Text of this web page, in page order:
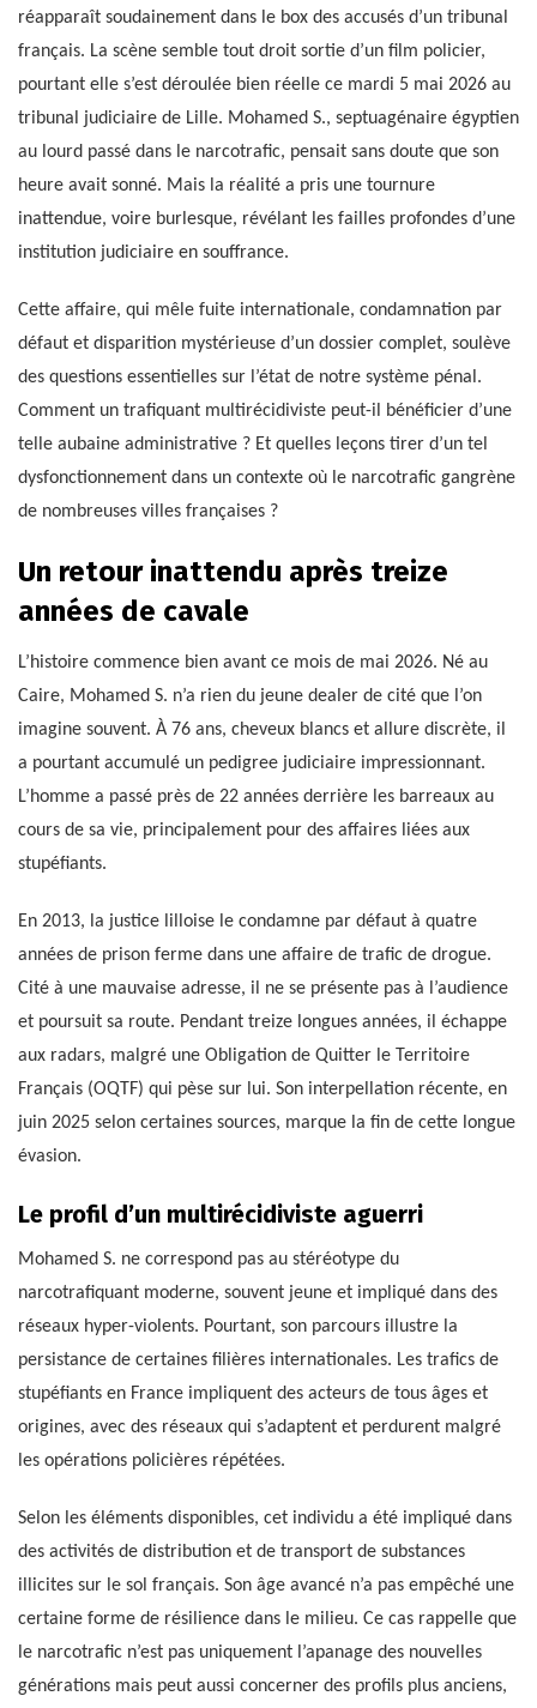
réapparaît soudainement dans le box des accusés d’un tribunal
français. La scène semble tout droit sortie d’un film policier,
pourtant elle s’est déroulée bien réelle ce mardi 5 mai 2026 au
tribunal judiciaire de Lille. Mohamed S., septuagénaire égyptien
au lourd passé dans le narcotrafic, pensait sans doute que son
heure avait sonné. Mais la réalité a pris une tournure
inattendue, voire burlesque, révélant les failles profondes d’une
institution judiciaire en souffrance.
Cette affaire, qui mêle fuite internationale, condamnation par
défaut et disparition mystérieuse d’un dossier complet, soulève
des questions essentielles sur l’état de notre système pénal.
Comment un trafiquant multirécidiviste peut-il bénéficier d’une
telle aubaine administrative ? Et quelles leçons tirer d’un tel
dysfonctionnement dans un contexte où le narcotrafic gangrène
de nombreuses villes françaises ?
Un retour inattendu après treize
années de cavale
L’histoire commence bien avant ce mois de mai 2026. Né au
Caire, Mohamed S. n’a rien du jeune dealer de cité que l’on
imagine souvent. À 76 ans, cheveux blancs et allure discrète, il
a pourtant accumulé un pedigree judiciaire impressionnant.
L’homme a passé près de 22 années derrière les barreaux au
cours de sa vie, principalement pour des affaires liées aux
stupéfiants.
En 2013, la justice lilloise le condamne par défaut à quatre
années de prison ferme dans une affaire de trafic de drogue.
Cité à une mauvaise adresse, il ne se présente pas à l’audience
et poursuit sa route. Pendant treize longues années, il échappe
aux radars, malgré une Obligation de Quitter le Territoire
Français (OQTF) qui pèse sur lui. Son interpellation récente, en
juin 2025 selon certaines sources, marque la fin de cette longue
évasion.
Le profil d’un multirécidiviste aguerri
Mohamed S. ne correspond pas au stéréotype du
narcotrafiquant moderne, souvent jeune et impliqué dans des
réseaux hyper-violents. Pourtant, son parcours illustre la
persistance de certaines filières internationales. Les trafics de
stupéfiants en France impliquent des acteurs de tous âges et
origines, avec des réseaux qui s’adaptent et perdurent malgré
les opérations policières répétées.
Selon les éléments disponibles, cet individu a été impliqué dans
des activités de distribution et de transport de substances
illicites sur le sol français. Son âge avancé n’a pas empêché une
certaine forme de résilience dans le milieu. Ce cas rappelle que
le narcotrafic n’est pas uniquement l’apanage des nouvelles
générations mais peut aussi concerner des profils plus anciens,